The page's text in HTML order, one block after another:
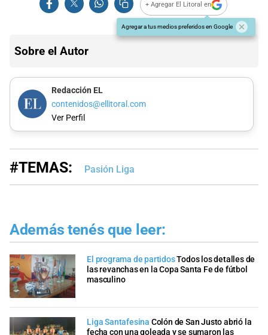
+ Agregar El Litoral en
Agregar a tus medios preferidos en Google
Sobre el Autor
Redacción EL
contenidos@ellitoral.com
Ver Perfil
#TEMAS: Pasión Liga
Además tenés que leer:
El programa de partidosTodos los detalles de
las revanchas en la Copa Santa Fe de fútbol
masculino
Liga Santafesina Colón de San Justo abrió la
fecha con una goleada y se sumaron las